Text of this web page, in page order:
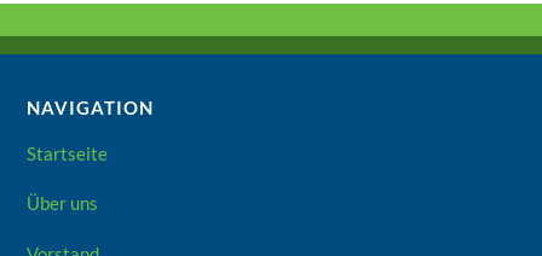
NAVIGATION
Startseite
Über uns